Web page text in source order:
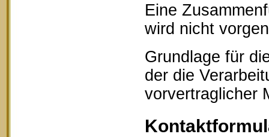
Eine
wird nicht
Grundlage für
der die
vorvertraglicher